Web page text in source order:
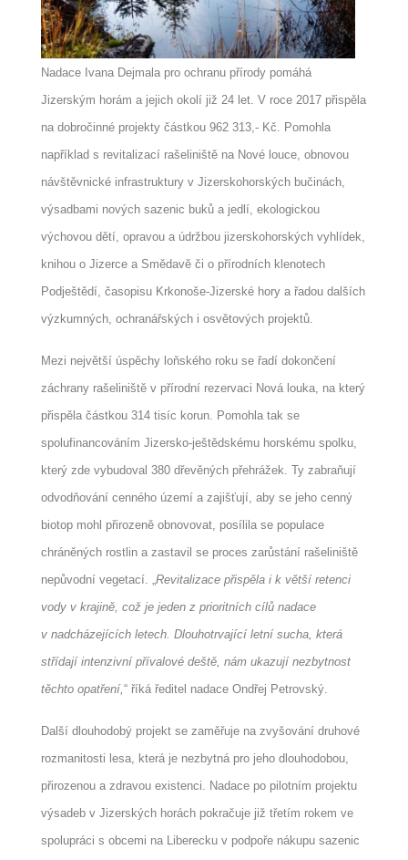
Nadace Ivana Dejmala pro ochranu přírody pomáhá
Jizerským horám a jejich okolí již 24 let. V roce 2017 přispěla
na dobročinné projekty částkou 962 313,- Kč. Pomohla
například s revitalizací rašeliniště na Nové louce, obnovou
návštěvnické infrastruktury v Jizerskohorských bučinách,
výsadbami nových sazenic buků a jedlí, ekologickou
výchovou dětí, opravou a údržbou jizerskohorských vyhlídek,
knihou o Jizerce a Smědavě či o přírodních klenotech
Podještědí, časopisu Krkonoše-Jizerské hory a řadou dalších
výzkumných, ochranářských i osvětových projektů.
Mezi největší úspěchy loňského roku se řadí dokončení
záchrany rašeliniště v přírodní rezervaci Nová louka, na který
přispěla částkou 314 tisíc korun. Pomohla tak se
spolufinancováním Jizersko-ještědskému horskému spolku,
který zde vybudoval 380 dřevěných přehrážek. Ty zabraňují
odvodňování cenného území a zajišťují, aby se jeho cenný
biotop mohl přirozeně obnovovat, posílila se populace
chráněných rostlin a zastavil se proces zarůstání rašeliniště
nepůvodní vegetací. „Revitalizace přispěla i k větší retenci
vody v krajině, což je jeden z prioritních cílů nadace
v nadcházejících letech. Dlouhotrvající letní sucha, která
střídají intenzivní přívalové deště, nám ukazují nezbytnost
těchto opatření,“ říká ředitel nadace Ondřej Petrovský.
Další dlouhodobý projekt se zaměřuje na zvyšování druhové
rozmanitosti lesa, která je nezbytná pro jeho dlouhodobou,
přirozenou a zdravou existenci. Nadace po pilotním projektu
výsadeb v Jizerských horách pokračuje již třetím rokem ve
spolupráci s obcemi na Liberecku v podpoře nákupu sazenic